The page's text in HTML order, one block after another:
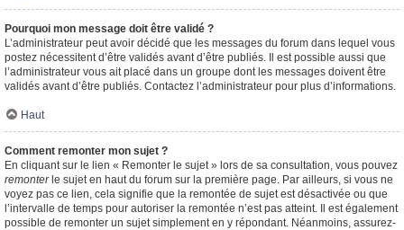
Pourquoi mon message doit être validé ?
L’administrateur peut avoir décidé que les messages du forum dans lequel vous
postez nécessitent d’être validés avant d’être publiés. Il est possible aussi que
l’administrateur vous ait placé dans un groupe dont les messages doivent être
validés avant d’être publiés. Contactez l’administrateur pour plus d’informations.
Haut
Comment remonter mon sujet ?
En cliquant sur le lien « Remonter le sujet » lors de sa consultation, vous pouvez
remonterle sujet en haut du forum sur la première page. Par ailleurs, si vous ne
voyez pas ce lien, cela signifie que la remontée de sujet est désactivée ou que
l’intervalle de temps pour autoriser la remontée n’est pas atteint. Il est également
possible de remonter un sujet simplement en y répondant. Néanmoins, assurez-